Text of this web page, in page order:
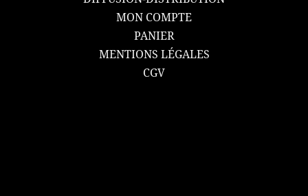
MON COMPTE
PANIER
MENTIONS LÉGALES
CGV